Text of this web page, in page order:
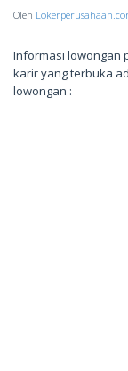
Oleh
Informasi lowongan
karir yang terbuka
lowongan :